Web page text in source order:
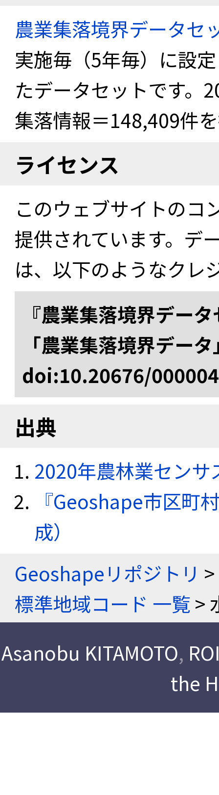
農業集落境界データセ
実施毎（5年毎）に設
たデータセットです。
集落情報＝148,409件
ライセンス
このウェブサイトのコ
提供されています。デ
は、以下のようなクレ
『農業集落境界デー
「農業集落境界デー
doi:10.20676/
出典
2020年農林業セン
『Geoshape市区町
成）
Geoshapeリポジトリ >
標準地域コード 一覧>
Asanobu KITAMOTO,
the